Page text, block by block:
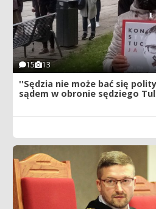
15 13
''Sędzia nie może bać się
sądem w obronie sędziego